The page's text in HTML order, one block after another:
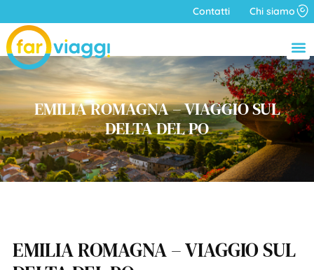
Contatti Chi siamo
EMILIA ROMAGNA – VIAGGIO SUL
DELTA DEL PO
EMILIA ROMAGNA – VIAGGIO SUL